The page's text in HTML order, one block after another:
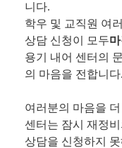
니다.
학우 및 교직원 여
상담 신청이 모두
용기 내어 센터의
의 마음을 전합니다.
여러분의 마음을
센터는 잠시 재정
상담을 신청하지